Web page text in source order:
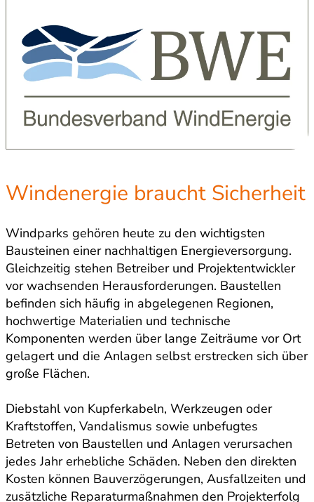
Windenergie braucht Sicherheit
Windparks gehören heute zu den wichtigsten
Bausteinen einer nachhaltigen Energieversorgung.
Gleichzeitig stehen Betreiber und Projektentwickler
vor wachsenden Herausforderungen. Baustellen
befinden sich häufig in abgelegenen Regionen,
hochwertige Materialien und technische
Komponenten werden über lange Zeiträume vor Ort
gelagert und die Anlagen selbst erstrecken sich über
große Flächen.
Diebstahl von Kupferkabeln, Werkzeugen oder
Kraftstoffen, Vandalismus sowie unbefugtes
Betreten von Baustellen und Anlagen verursachen
jedes Jahr erhebliche Schäden. Neben den direkten
Kosten können Bauverzögerungen, Ausfallzeiten und
zusätzliche Reparaturmaßnahmen den Projekterfolg